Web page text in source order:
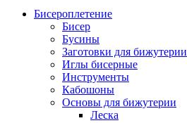
Бисероплетение
Бисер
Бусины
Заготовки для бижутерии
Иглы бисерные
Инструменты
Кабошоны
Основы для бижутерии
Леска